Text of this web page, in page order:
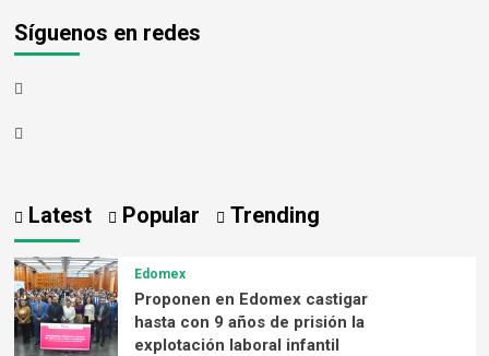
Síguenos en redes
Latest Popular Trending
Edomex
Proponen en Edomex castigar
hasta con 9 años de prisión la
explotación laboral infantil